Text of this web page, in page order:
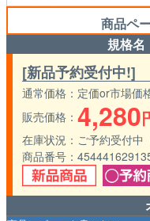
商品ペ
規格名
[新品予約受付中!]
通常価格
定価or市場価
販売価格
4,280
在庫状況
ご予約受付中
商品番号